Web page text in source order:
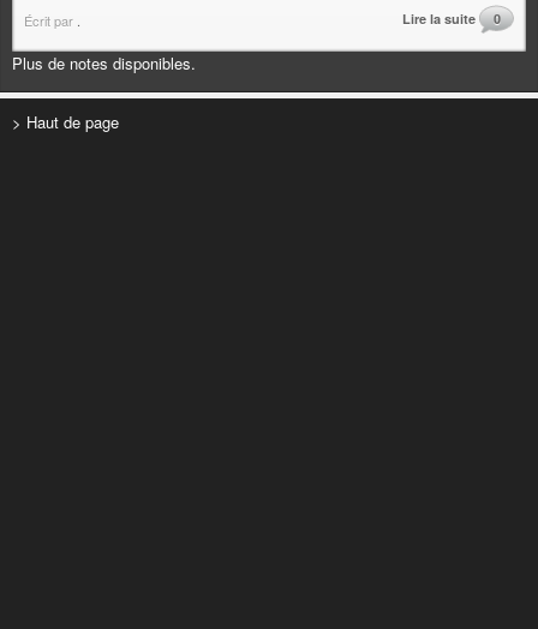
Écrit par Lire la suite 0
Plus de notes disponibles.
> Haut de page